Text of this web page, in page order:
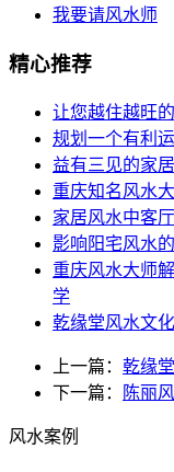
我要请风水师
精心推荐
让您越住越旺
规划一个有利
益有三见的家
重庆知名风水
家居风水中客
影响阳宅风水
重庆风水大师
学
乾缘堂风水文
上一篇： 乾缘
下一篇：
陈丽
风水案例